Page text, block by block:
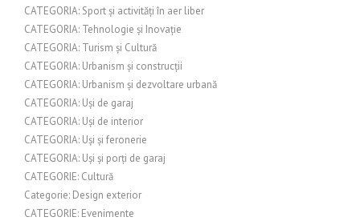
CATEGORIA: Sport și activități în aer liber
CATEGORIA: Tehnologie și Inovație
CATEGORIA: Turism și Cultură
CATEGORIA: Urbanism și construcții
CATEGORIA: Urbanism și dezvoltare urbană
CATEGORIA: Uși de garaj
CATEGORIA: Uși de interior
CATEGORIA: Uși și feronerie
CATEGORIA: Uși și porți de garaj
CATEGORIE: Cultură
Categorie: Design exterior
CATEGORIE: Evenimente